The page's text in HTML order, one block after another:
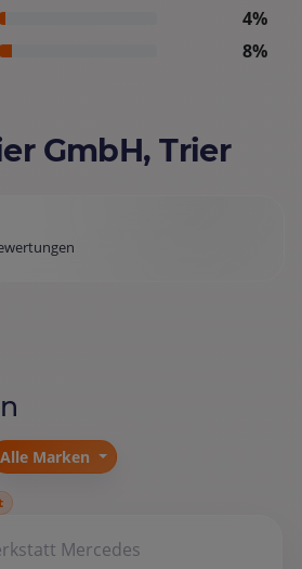
4%
8%
GmbH, Trier
Alle Marken
Mercedes